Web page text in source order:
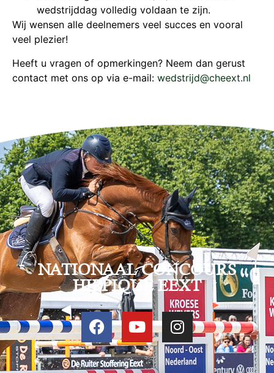
wedstrijddag volledig voldaan te zijn.
Wij wensen alle deelnemers veel succes en vooral
veel plezier!
Heeft u vragen of opmerkingen? Neem dan gerust
contact met ons op via e-mail: wedstrijd@cheext.nl
NATIONAAL CONCOURS
HIPPIQUE EEXT